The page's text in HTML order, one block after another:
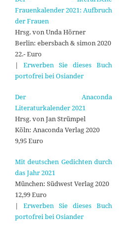
Frauenkalender 2021: Aufbruch
der Frauen
Hrsg. von Unda Hörner
Berlin: ebersbach & simon 2020
22.- Euro
| Erwerben Sie dieses Buch
portofrei bei Osiander
Der Anaconda
Literaturkalender 2021
Hrsg. von Jan Strümpel
Köln: Anaconda Verlag 2020
9,95 Euro
Mit deutschen Gedichten durch
das Jahr 2021
München: Südwest Verlag 2020
12,99 Euro
| Erwerben Sie dieses Buch
portofrei bei Osiander